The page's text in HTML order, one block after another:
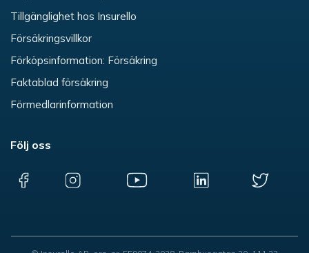
Tillgänglighet hos Insurello
Försäkringsvillkor
Förköpsinformation: Försäkring
Faktablad försäkring
Förmedlarinformation
Följ oss